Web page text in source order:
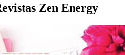
Zen Energy